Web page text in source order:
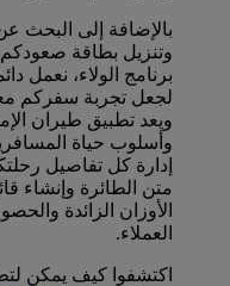
بالإضافة إلى البحث
وتنزيل بطاقة
برنامج الولاء، نعمل
لجعل تجربة سفركم
ويعد تطبيق طيران
وأسلوب حياة
إدارة كل تفاصيل
متن الطائرة وإنشاء
الأوزان الزائدة
العملاء.
اكتشفوا كيف يمكن